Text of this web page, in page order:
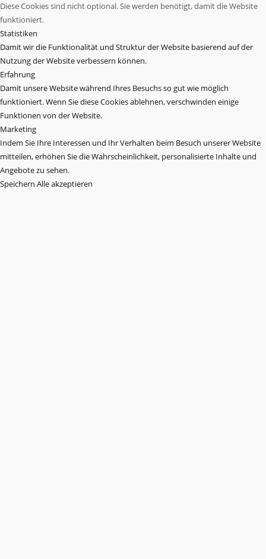
Diese Cookies sind nicht optional. Sie werden benötigt, damit die Website
funktioniert.
Statistiken
Damit wir die Funktionalität und Struktur der Website basierend auf der
Nutzung der Website verbessern können.
Erfahrung
Damit unsere Website während Ihres Besuchs so gut wie möglich
funktioniert. Wenn Sie diese Cookies ablehnen, verschwinden einige
Funktionen von der Website.
Marketing
Indem Sie Ihre Interessen und Ihr Verhalten beim Besuch unserer Website
mitteilen, erhöhen Sie die Wahrscheinlichkeit, personalisierte Inhalte und
Angebote zu sehen.
Speichern Alle akzeptieren